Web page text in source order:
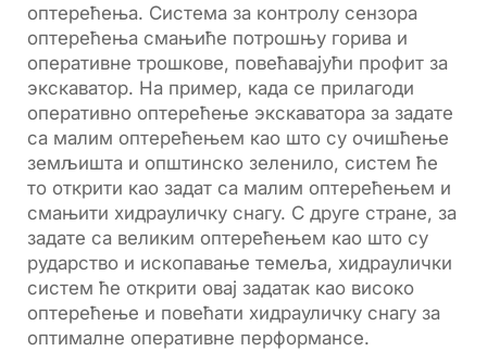
оптерећења. Система за контролу сензора
оптерећења смањиће потрошњу горива и
оперативне трошкове, повећавајући профит за
экскаватор. На пример, када се прилагоди
оперативно оптерећење экскаватора за задате
са малим оптерећењем као што су очишћење
земљишта и општинско зеленило, систем ће
то открити као задат са малим оптерећењем и
смањити хидрауличку снагу. С друге стране, за
задате са великим оптерећењем као што су
рударство и ископавање темеља, хидраулички
систем ће открити овај задатак као високо
оптерећење и повећати хидрауличку снагу за
оптималне оперативне перформансе.